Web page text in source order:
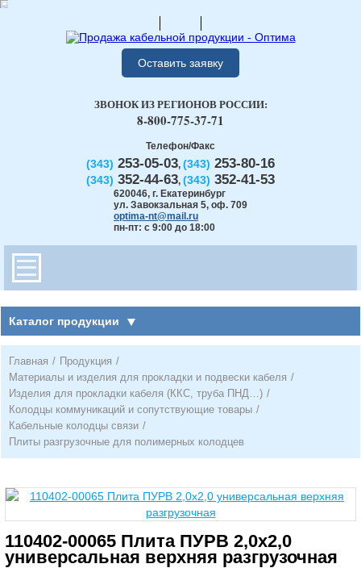
Оставить заявку
Телефон/Факс
(343) 253-05-03, (343) 253-80-16
(343) 352-44-63, (343) 352-41-53
620046, г. Екатеринбург
ул. Завокзальная 5, оф. 709
optima-nt@mail.ru
пн-пт: с 9:00 до 18:00
ЗВОНОК ИЗ РЕГИОНОВ РОССИИ:
8-800-775-37-71
Каталог продукции
Главная / Продукция /
Материалы и изделия для прокладки и подвески кабеля /
Изделия для прокладки кабеля (ККС, труба ПНД…) /
Колодцы коммуникаций и сопутствующие товары /
Кабельные колодцы связи /
Плиты разгрузочные для полимерных колодцев
110402-00065 Плита ПУРВ 2,0х2,0
универсальная верхняя разгрузочная